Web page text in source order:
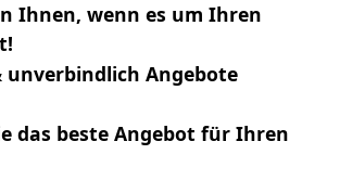
Ihnen, wenn es um Ihren
unverbindlich Angebote
das beste Angebot für Ihren